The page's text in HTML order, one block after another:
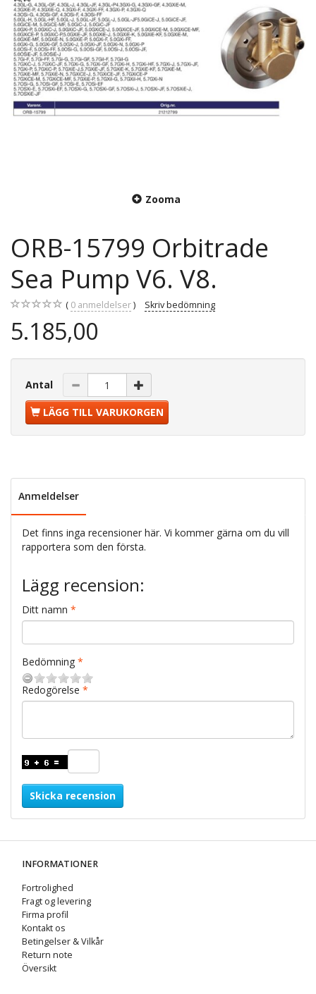
Zooma
ORB-15799 Orbitrade
Sea Pump V6. V8.
0 anmeldelser Skriv bedömning
5.185,00
Antal
LÄGG TILL VARUKORGEN
Anmeldelser
Det finns inga recensioner här. Vi kommer gärna om du vill
rapportera som den första.
Lägg recension:
Ditt namn
Bedömning
Redogörelse
Skicka recension
INFORMATIONER
Fortrolighed
Fragt og levering
Firma profil
Kontakt os
Betingelser & Vilkår
Return note
Översikt